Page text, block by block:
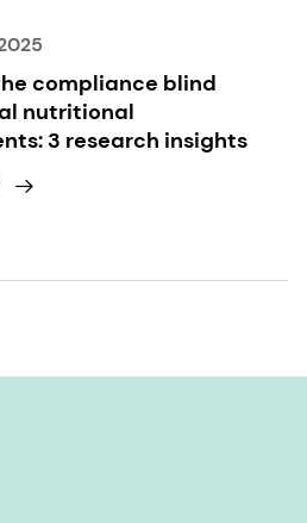
compliance blind
nutritional
3 research insights